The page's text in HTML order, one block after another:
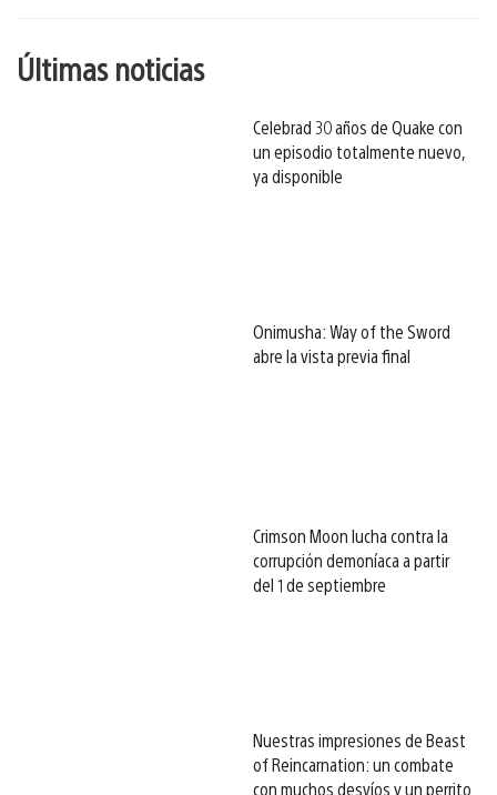
Últimas noticias
Celebrad 30 años de Quake con
un episodio totalmente nuevo,
ya disponible
Onimusha: Way of the Sword
abre la vista previa final
Crimson Moon lucha contra la
corrupción demoníaca a partir
del 1 de septiembre
Nuestras impresiones de Beast
of Reincarnation: un combate
con muchos desvíos y un perrito